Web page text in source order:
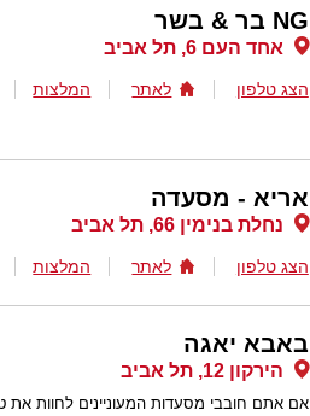
NG בר & בשר
אחד העם 6, תל אביב
הצג טלפון לאתר
המלצות
אריא - מסעדה
נחלת בנימין 66, תל אביב
הצג טלפון לאתר המלצות
באבא יאגה
הירקון 12, תל אביב
אם אתם חובבי מסעדות המעוניינים לחוות את